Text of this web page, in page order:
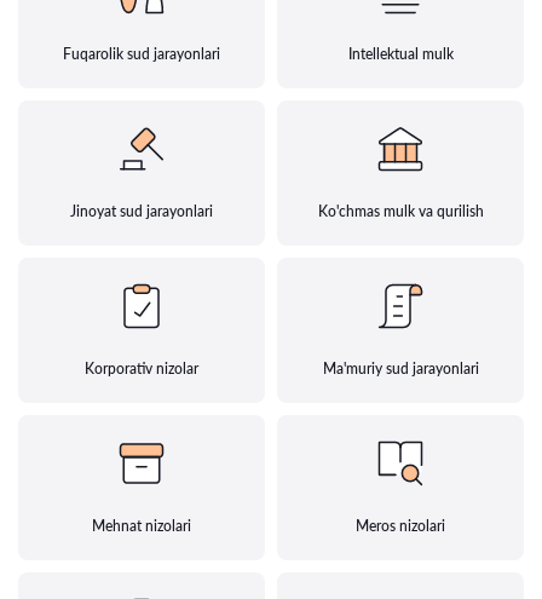
Fuqarolik sud jarayonlari Intellektual mulk
Jinoyat sud jarayonlari Ko'chmas mulk va qurilish
Korporativ nizolar Ma'muriy sud jarayonlari
Mehnat nizolari Meros nizolari